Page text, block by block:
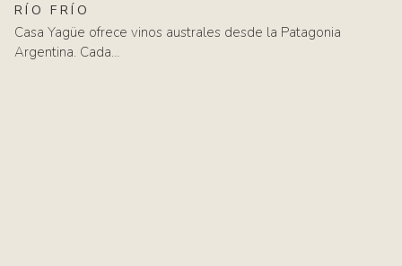
RÍO FRÍO
Casa Yagüe ofrece vinos australes desde la Patagonia
Argentina. Cada…